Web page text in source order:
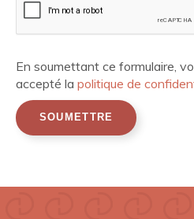
En soumettant ce formulaire,
accepté la politique de